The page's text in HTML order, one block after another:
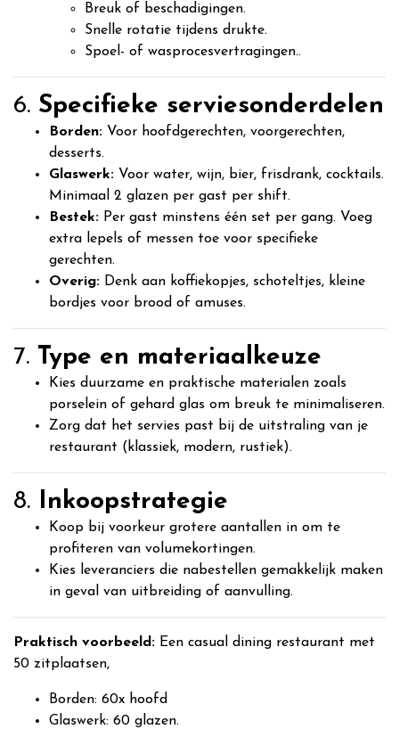
Breuk of beschadigingen.
Snelle rotatie tijdens drukte.
Spoel- of wasprocesvertragingen..
6. Specifieke serviesonderdelen
Borden: Voor hoofdgerechten, voorgerechten,
desserts.
Glaswerk: Voor water, wijn, bier, frisdrank, cocktails.
Minimaal 2 glazen per gast per shift.
Bestek: Per gast minstens één set per gang. Voeg
extra lepels of messen toe voor specifieke
gerechten.
Overig: Denk aan koffiekopjes, schoteltjes, kleine
bordjes voor brood of amuses.
7. Type en materiaalkeuze
Kies duurzame en praktische materialen zoals
porselein of gehard glas om breuk te minimaliseren.
Zorg dat het servies past bij de uitstraling van je
restaurant (klassiek, modern, rustiek).
8. Inkoopstrategie
Koop bij voorkeur grotere aantallen in om te
profiteren van volumekortingen.
Kies leveranciers die nabestellen gemakkelijk maken
in geval van uitbreiding of aanvulling.
Praktisch voorbeeld: Een casual dining restaurant met
50 zitplaatsen,
Borden: 60x hoofd
Glaswerk: 60 glazen.